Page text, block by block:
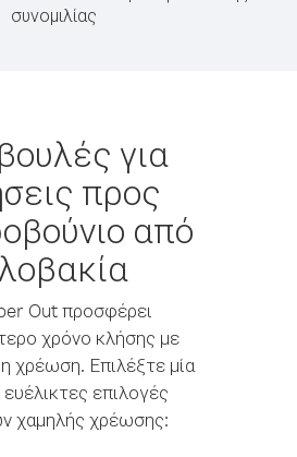
συνομιλίας
για
προς
από
Out προσφέρει
χρόνο κλήσης με
χρέωση. Επιλέξτε μία
ευέλικτες επιλογές
χαμηλής χρέωσης: